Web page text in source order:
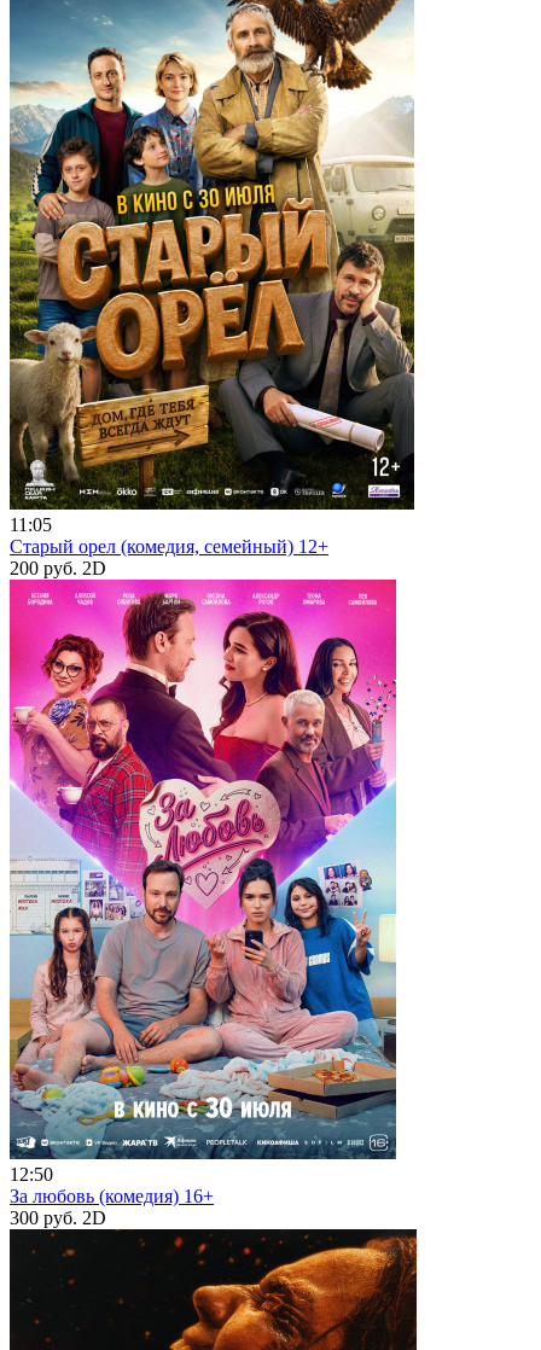
11:05
Старый орел (комедия, семейный) 12+
200 руб. 2D
12:50
За любовь (комедия) 16+
300 руб. 2D